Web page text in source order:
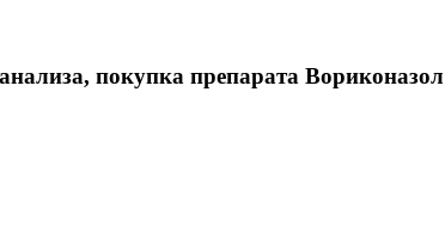
покупка препарата Вориконазол